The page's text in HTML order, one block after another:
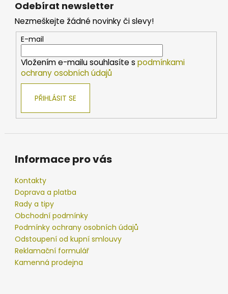
Odebírat newsletter
Nezmeškejte žádné novinky či slevy!
E-mail
Vložením e-mailu souhlasíte s podmínkami
ochrany osobních údajů
PŘIHLÁSIT SE
Informace pro vás
Kontakty
Doprava a platba
Rady a tipy
Obchodní podmínky
Podmínky ochrany osobních údajů
Odstoupení od kupní smlouvy
Reklamační formulář
Kamenná prodejna